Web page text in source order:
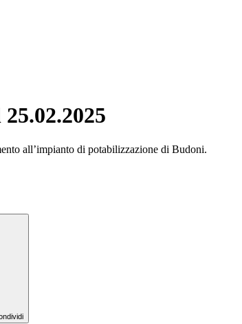
all’impianto di potabilizzazione di Budoni.